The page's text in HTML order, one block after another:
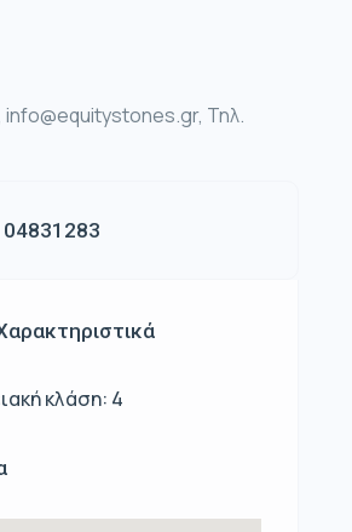
info@equitystones.gr, Τηλ.
κλάση: 4